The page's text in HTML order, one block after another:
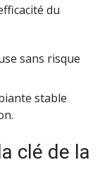
du
sans risque
stable
clé de la